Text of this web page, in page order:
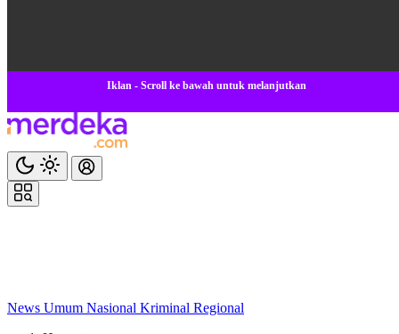
Iklan - Scroll ke bawah untuk melanjutkan
News Umum Nasional Kriminal Regional